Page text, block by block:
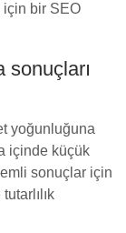
için bir SEO
sonuçları
yoğunluğuna
içinde küçük
sonuçlar için